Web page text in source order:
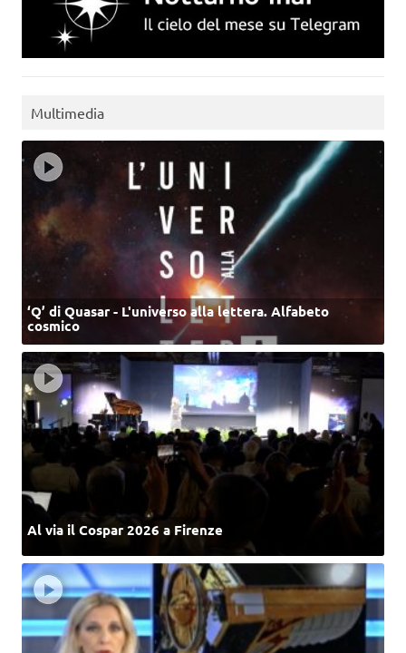
Multimedia
‘Q’ di Quasar - L'universo alla lettera. Alfabeto
cosmico
Al via il Cospar 2026 a Firenze